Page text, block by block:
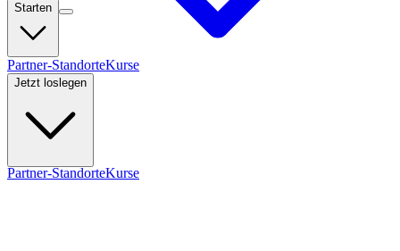
Starten
Partner-StandorteKurse
Jetzt loslegen
Partner-StandorteKurse